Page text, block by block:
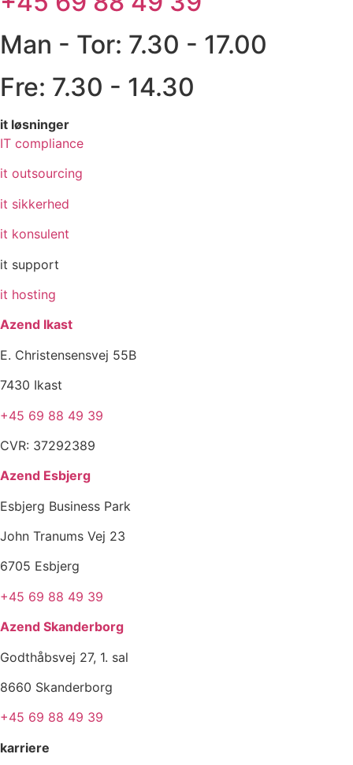
Man - Tor: 7.30 - 17.00
Fre: 7.30 - 14.30
it løsninger
IT compliance
it outsourcing
it sikkerhed
it konsulent
it support
it hosting
Azend Ikast
E. Christensensvej 55B
7430 Ikast
+45 69 88 49 39
CVR: 37292389
Azend Esbjerg
Esbjerg Business Park
John Tranums Vej 23
6705 Esbjerg
+45 69 88 49 39
Azend Skanderborg
Godthåbsvej 27, 1. sal
8660 Skanderborg
+45 69 88 49 39
karriere